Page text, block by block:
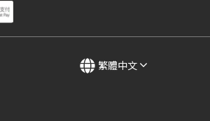
繁體中文